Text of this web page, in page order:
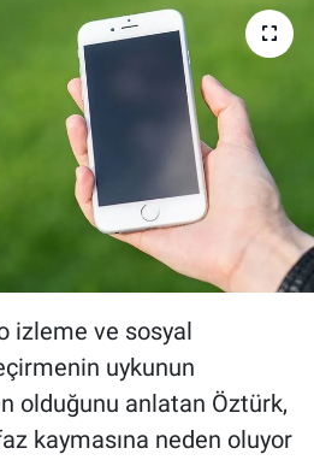
izleme ve sosyal
uykunun
olduğunu anlatan Öztürk,
kaymasına neden oluyor